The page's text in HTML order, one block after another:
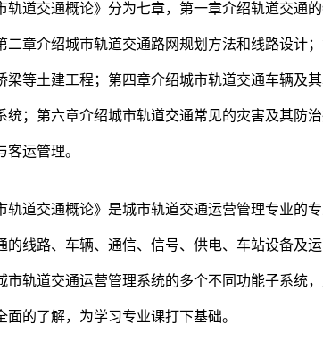
轨道交通概论》分为七章，第一章介绍轨道交通
二章介绍城市轨道交通路网规划方法和线路设计
梁等土建工程；第四章介绍城市轨道交通车辆及
统；第六章介绍城市轨道交通常见的灾害及其防
客运管理。
轨道交通概论》是城市轨道交通运营管理专业的
的线路、车辆、通信、信号、供电、车站设备及
市轨道交通运营管理系统的多个不同功能子系统
面的了解，为学习专业课打下基础。